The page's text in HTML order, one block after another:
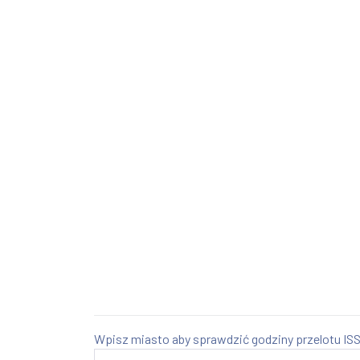
Wpisz miasto aby sprawdzić godziny przelotu